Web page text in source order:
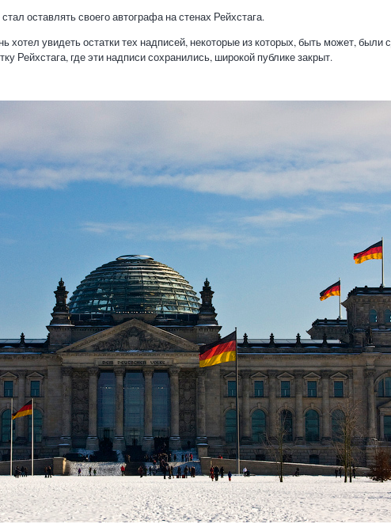
оставлять своего автографа на стенах Рейхстага.
хотел увидеть остатки тех надписей, некоторые из которых, быть может,
Рейхстага, где эти надписи сохранились, широкой публике закрыт.